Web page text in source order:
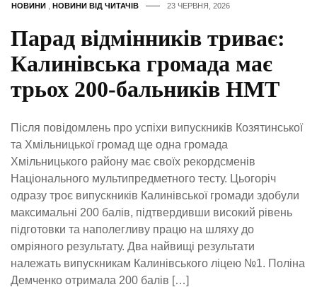
НОВИНИ НОВИНИ ВІД ЧИТАЧІВ 23 ЧЕРВНЯ, 2026
Парад відмінників триває:
Калинівська громада має
трьох 200-бальників НМТ
Після повідомлень про успіхи випускників Козятинської
та Хмільницької громад ще одна громада
Хмільницького району має своїх рекордсменів
Національного мультипредметного тесту. Цьогоріч
одразу троє випускників Калинівської громади здобули
максимальні 200 балів, підтвердивши високий рівень
підготовки та наполегливу працю на шляху до
омріяного результату. Два найвищі результати
належать випускникам Калинівського ліцею №1. Поліна
Демченко отримала 200 балів […]